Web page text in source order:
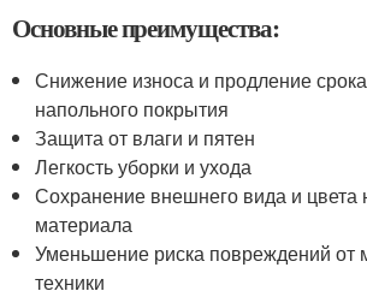
Основные преимущества:
Снижение износа и продление
напольного покрытия
Защита от влаги и пятен
Легкость уборки и ухода
Сохранение внешнего вида и цвета
материала
Уменьшение риска повреждений от
техники